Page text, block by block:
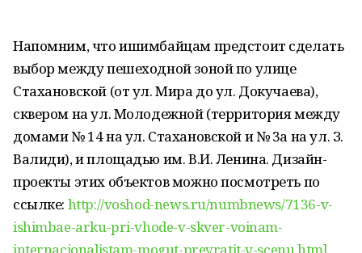
Напомним, что ишимбайцам предстоит сделать
выбор между пешеходной зоной по улице
Стахановской (от ул. Мира до ул. Докучаева),
сквером на ул. Молодежной (территория между
домами № 14 на ул. Стахановской и № 3а на ул. З.
Валиди), и площадью им. В.И. Ленина. Дизайн-
проекты этих объектов можно посмотреть по
ссылке: http://voshod-news.ru/numbnews/7136-v-
ishimbae-arku-pri-vhode-v-skver-voinam-